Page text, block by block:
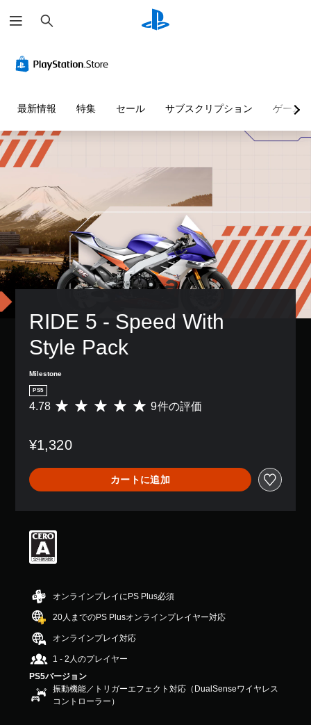
索
最新情報 特集 セール サブスクリプション ゲーム
RIDE 5 - Speed With
Style Pack
Milestone
PS5
評
は
、
平
均
は
段
の
7
8
で
4.78 9件の評価
¥1,320
カートに追加
オンラインプレイにPS Plus必須
20人までのPS Plusオンラインプレイヤー対応
オンラインプレイ対応
1 - 2人のプレイヤー
PS5バージョン
振動機能／トリガーエフェクト対応（DualSenseワイヤレス
コントローラー）